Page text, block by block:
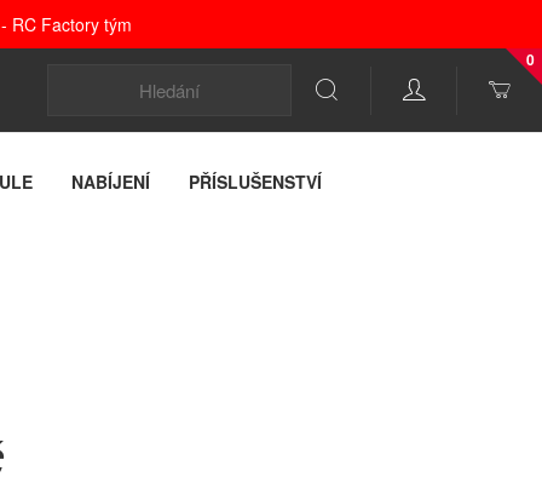
RC Factory tým
0
NABÍJENÍ PŘÍSLUŠENSTVÍ